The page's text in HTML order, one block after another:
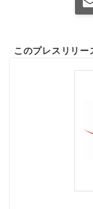
このプレスリリー